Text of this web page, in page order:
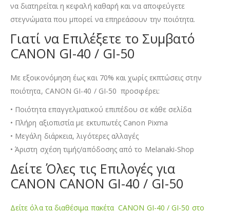
να διατηρείται η κεφαλή καθαρή και να αποφεύγετε
στεγνώματα που μπορεί να επηρεάσουν την ποιότητα.
Γιατί να Επιλέξετε το Συμβατό
CANON GI-40 / GI-50
Με εξοικονόμηση έως και 70% και χωρίς εκπτώσεις στην
ποιότητα, CANON GI-40 / GI-50 προσφέρει:
• Ποιότητα επαγγελματικού επιπέδου σε κάθε σελίδα
• Πλήρη αξιοπιστία με εκτυπωτές Canon Pixma
• Μεγάλη διάρκεια, λιγότερες αλλαγές
• Άριστη σχέση τιμής/απόδοσης από το Melanaki-Shop
Δείτε Όλες τις Επιλογές για
CANON CANON GI-40 / GI-50
Δείτε όλα τα διαθέσιμα πακέτα CANON GI-40 / GI-50 στο